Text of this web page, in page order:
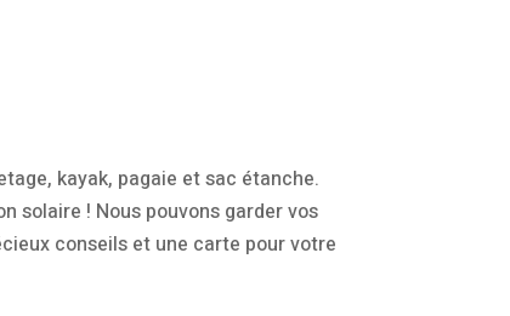
kayak, pagaie et sac étanche.
solaire ! Nous pouvons garder vos
conseils et une carte pour votre